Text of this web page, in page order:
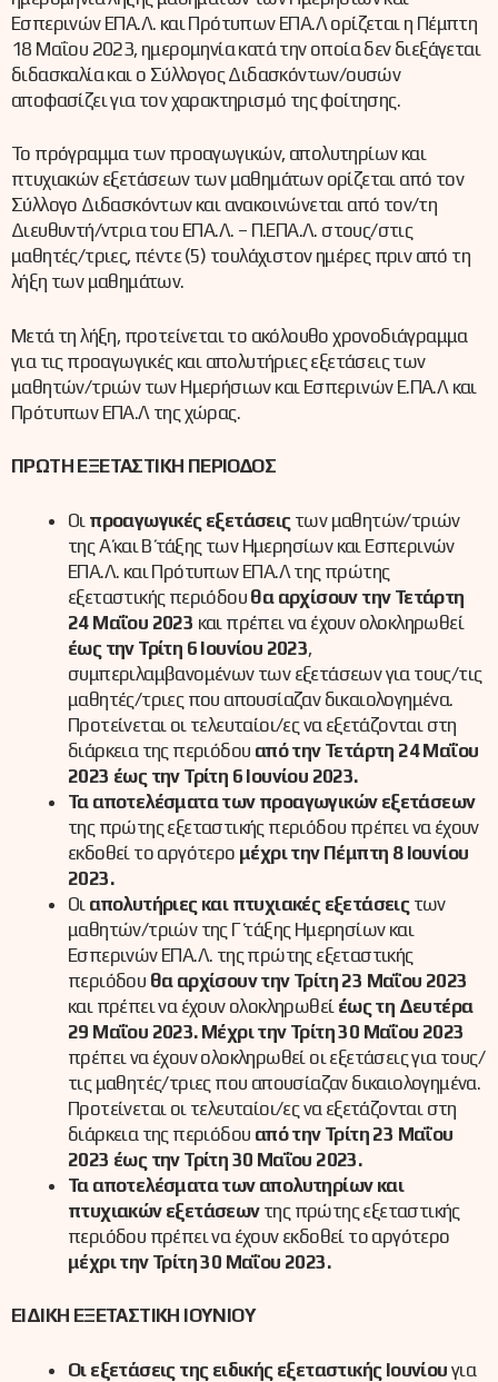
Εσπερινών ΕΠΑ.Λ. και Πρότυπων ΕΠΑ.Λ ορίζεται η Πέμπτη
18 Μαΐου 2023, ημερομηνία κατά την οποία δεν διεξάγεται
διδασκαλία και ο Σύλλογος Διδασκόντων/ουσών
αποφασίζει για τον χαρακτηρισμό της φοίτησης.
Το πρόγραμμα των προαγωγικών, απολυτηρίων και
πτυχιακών εξετάσεων των μαθημάτων ορίζεται από τον
Σύλλογο Διδασκόντων και ανακοινώνεται από τον/τη
Διευθυντή/ντρια του ΕΠΑ.Λ. – Π.ΕΠΑ.Λ. στους/στις
μαθητές/τριες, πέντε (5) τουλάχιστον ημέρες πριν από τη
λήξη των μαθημάτων.
Μετά τη λήξη, προτείνεται το ακόλουθο χρονοδιάγραμμα
για τις προαγωγικές και απολυτήριες εξετάσεις των
μαθητών/τριών των Ημερήσιων και Εσπερινών Ε.ΠΑ.Λ και
Πρότυπων ΕΠΑ.Λ της χώρας.
ΠΡΩΤΗ ΕΞΕΤΑΣΤΙΚΗ ΠΕΡΙΟΔΟΣ
Οι προαγωγικές εξετάσεις των μαθητών/τριών
της Α΄ και Β΄ τάξης των Ημερησίων και Εσπερινών
ΕΠΑ.Λ. και Πρότυπων ΕΠΑ.Λ της πρώτης
εξεταστικής περιόδου θα αρχίσουν την Τετάρτη
24 Μαΐου 2023 και πρέπει να έχουν ολοκληρωθεί
έως την Τρίτη 6 Ιουνίου 2023,
συμπεριλαμβανομένων των εξετάσεων για τους/τις
μαθητές/τριες που απουσίαζαν δικαιολογημένα.
Προτείνεται οι τελευταίοι/ες να εξετάζονται στη
διάρκεια της περιόδου από την Τετάρτη 24 Μαΐου
2023 έως την Τρίτη 6 Ιουνίου 2023.
Τα αποτελέσματα των προαγωγικών εξετάσεων
της πρώτης εξεταστικής περιόδου πρέπει να έχουν
εκδοθεί το αργότερο μέχρι την Πέμπτη 8 Ιουνίου
2023.
Οι απολυτήριες και πτυχιακές εξετάσεις των
μαθητών/τριών της Γ΄ τάξης Ημερησίων και
Εσπερινών ΕΠΑ.Λ. της πρώτης εξεταστικής
περιόδου θα αρχίσουν την Τρίτη 23 Μαΐου 2023
και πρέπει να έχουν ολοκληρωθεί έως τη Δευτέρα
29 Μαΐου 2023. Μέχρι την Τρίτη 30 Μαΐου 2023
πρέπει να έχουν ολοκληρωθεί οι εξετάσεις για τους/
τις μαθητές/τριες που απουσίαζαν δικαιολογημένα.
Προτείνεται οι τελευταίοι/ες να εξετάζονται στη
διάρκεια της περιόδου από την Τρίτη 23 Μαΐου
2023 έως την Τρίτη 30 Μαΐου 2023.
Τα αποτελέσματα των απολυτηρίων και
πτυχιακών εξετάσεωντης πρώτης εξεταστικής
περιόδου πρέπει να έχουν εκδοθεί το αργότερο
μέχρι την Τρίτη 30 Μαΐου 2023.
ΕΙΔΙΚΗ ΕΞΕΤΑΣΤΙΚΗ ΙΟΥΝΙΟΥ
Οι εξετάσεις της ειδικής εξεταστικής Ιουνίου για